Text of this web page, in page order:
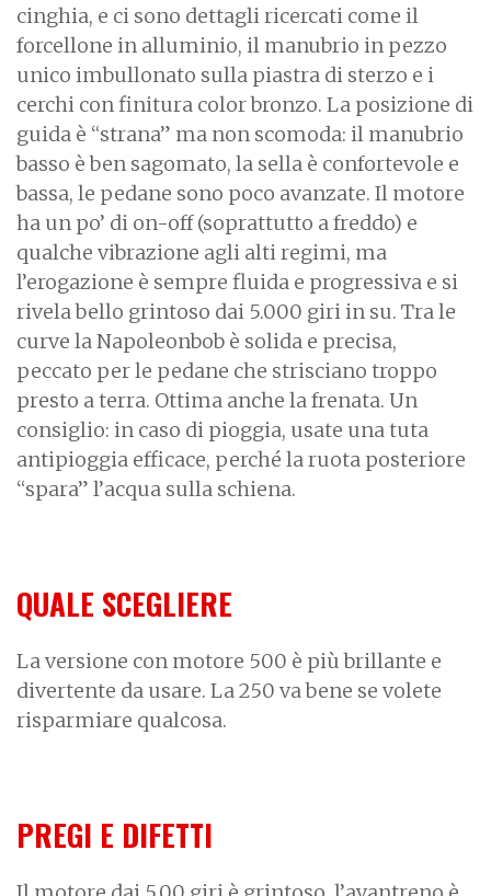
cinghia, e ci sono dettagli ricercati come il
forcellone in alluminio, il manubrio in pezzo
unico imbullonato sulla piastra di sterzo e i
cerchi con finitura color bronzo. La posizione di
guida è “strana” ma non scomoda: il manubrio
basso è ben sagomato, la sella è confortevole e
bassa, le pedane sono poco avanzate. Il motore
ha un po’ di on-off (soprattutto a freddo) e
qualche vibrazione agli alti regimi, ma
l’erogazione è sempre fluida e progressiva e si
rivela bello grintoso dai 5.000 giri in su. Tra le
curve la Napoleonbob è solida e precisa,
peccato per le pedane che strisciano troppo
presto a terra. Ottima anche la frenata. Un
consiglio: in caso di pioggia, usate una tuta
antipioggia efficace, perché la ruota posteriore
“spara” l’acqua sulla schiena.
QUALE SCEGLIERE
La versione con motore 500 è più brillante e
divertente da usare. La 250 va bene se volete
risparmiare qualcosa.
PREGI E DIFETTI